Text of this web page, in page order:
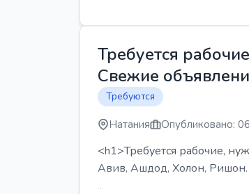
Требуется
Свежие
Требуются
Натания Опубликовано:
<h1>Требуется рабочие,
Авив, Ашдод, Холон, Ришон.
...